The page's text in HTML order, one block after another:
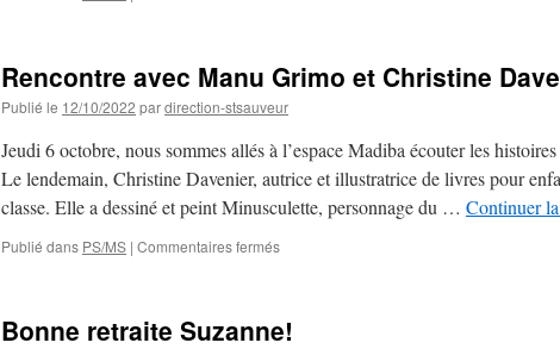
Rencontre avec Manu Grimo et Christine
Publié le 12/10/2022 pardirection-stsauveur
Jeudi 6 octobre, nous sommes allés à l’espace Madiba écouter les
Le lendemain, Christine Davenier, autrice et illustratrice de livres pour
classe. Elle a dessiné et peint Minusculette, personnage du … Continuer
Publié dans PS/MS | Commentaires ferméssur
Grimo
Bonne retraite Suzanne!